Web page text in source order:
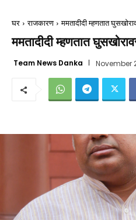
घर राजकारण ममतादीदी म्हणतात
ममतादीदी म्हणतात
Team News Danka November